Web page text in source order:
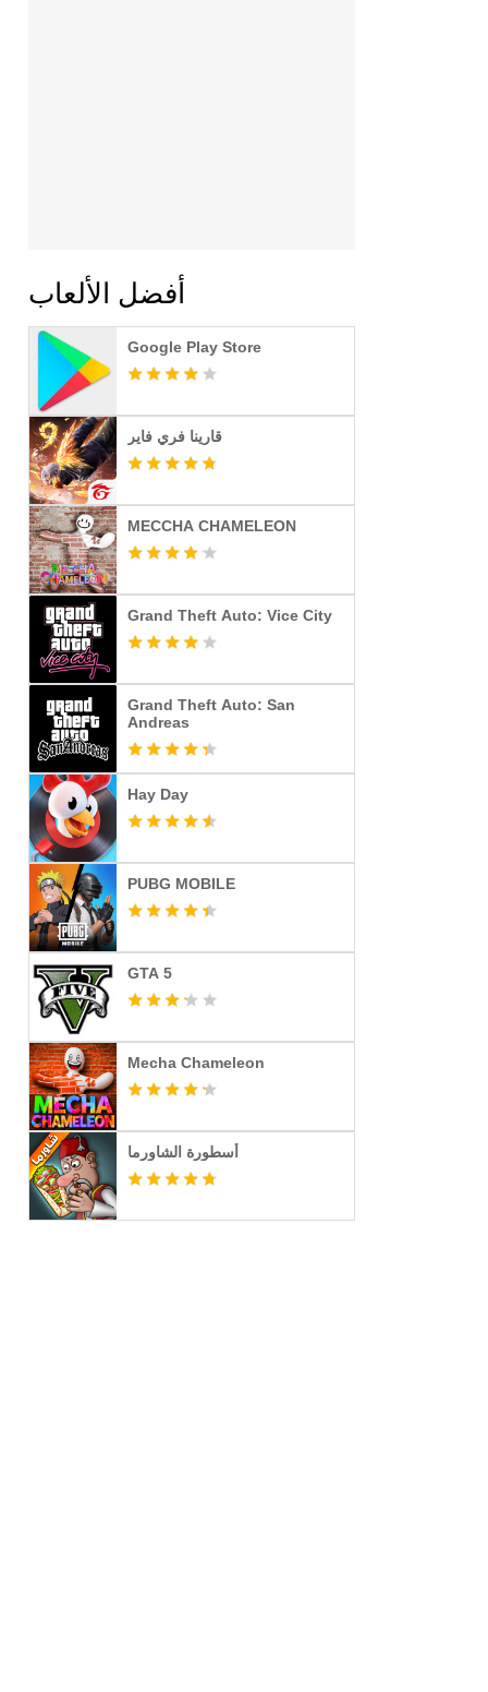
أفضل الألعاب
Google Play Store
قارينا فري فاير
MECCHA CHAMELEON
Grand Theft Auto: Vice City
Grand Theft Auto: San
Andreas
Hay Day
PUBG MOBILE
GTA 5
Mecha Chameleon
أسطورة الشاورما